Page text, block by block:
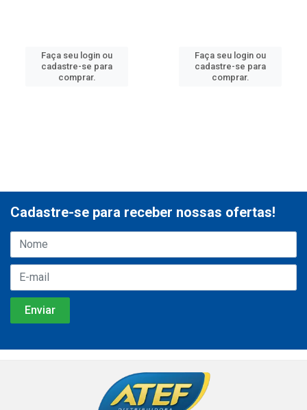
Faça seu login ou
cadastre-se para
comprar.
Faça seu login ou
cadastre-se para
comprar.
Cadastre-se para receber nossas ofertas!